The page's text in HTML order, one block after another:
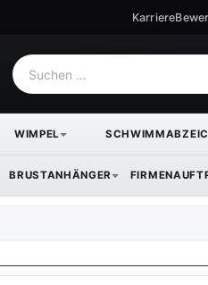
Karriere
WIMPEL
BRUSTANHÄNGER